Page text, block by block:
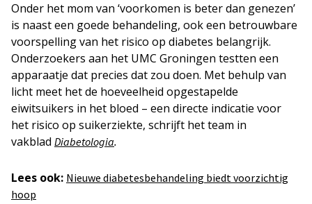
Onder het mom van ‘voorkomen is beter dan genezen’
is naast een goede behandeling, ook een betrouwbare
voorspelling van het risico op diabetes belangrijk.
Onderzoekers aan het UMC Groningen testten een
apparaatje dat precies dat zou doen. Met behulp van
licht meet het de hoeveelheid opgestapelde
eiwitsuikers in het bloed – een directe indicatie voor
het risico op suikerziekte, schrijft het team in
vakblad Diabetologia.
Lees ook: Nieuwe diabetesbehandeling biedt voorzichtig
hoop